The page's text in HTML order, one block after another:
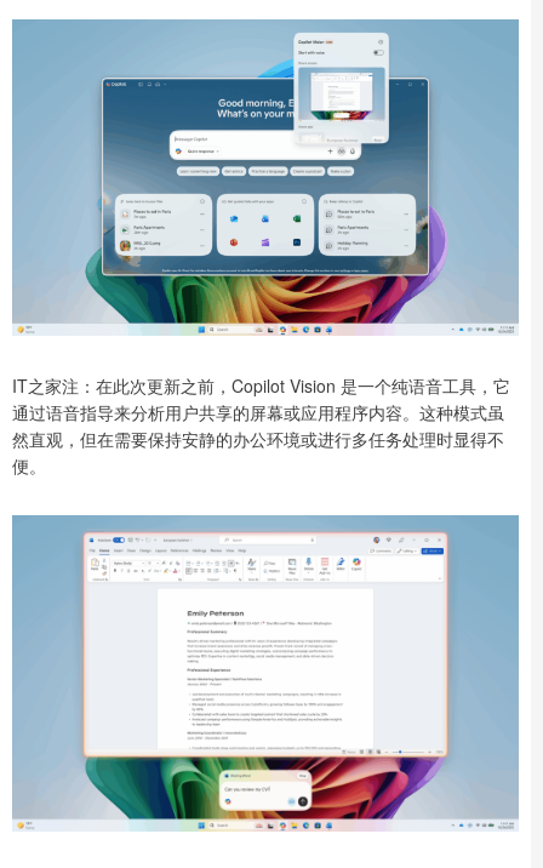
IT之家注：在此次更新之前，Copilot Vision 是一个纯语音工具，它
通过语音指导来分析用户共享的屏幕或应用程序内容。这种模式虽
然直观，但在需要保持安静的办公环境或进行多任务处理时显得不
便。